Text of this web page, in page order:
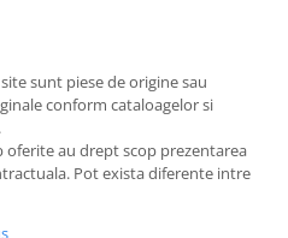
sunt piese de origine sau
conform cataloagelor si
oferite au drept scop prezentarea
Pot exista diferente intre